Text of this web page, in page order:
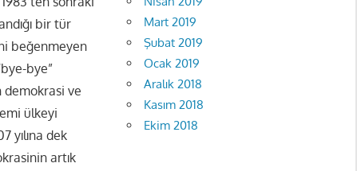
bir tür
beğenmeyen
bye”
demokrasi ve
ülkeyi
yılına dek
artık
Mart 2019
Şubat 2019
Ocak 2019
Aralık 2018
Kasım 2018
Ekim 2018